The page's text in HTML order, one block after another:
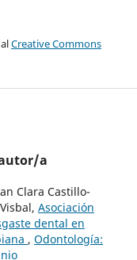
Creative Commons
a
Clara Castillo-
Asociación
dental en
, Odontología: